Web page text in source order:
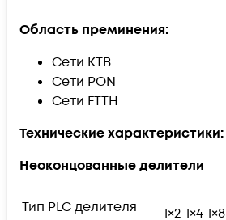
Область преминения:
Сети КТВ
Сети PON
Сети FTTH
Технические характеристики:
Неоконцованные делители
Тип PLC делителя 1×2 1×4 1×8